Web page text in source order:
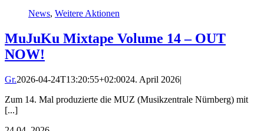
News, Weitere Aktionen
MuJuKu Mixtape Volume 14 – OUT
NOW!
Gr.2026-04-24T13:20:55+02:0024. April 2026|
Zum 14. Mal produzierte die MUZ (Musikzentrale Nürnberg) mit
[...]